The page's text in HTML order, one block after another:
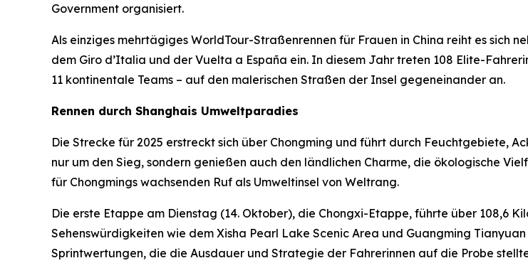
Government organisiert.
Als einziges mehrtägiges WorldTour-Straßenrennen für Frauen in China reiht es sich
dem Giro d’Italia und der Vuelta a España ein. In diesem Jahr treten 108 Elite-
11 kontinentale Teams – auf den malerischen Straßen der Insel gegeneinander an.
Rennen durch Shanghais Umweltparadies
Die Strecke für 2025 erstreckt sich über Chongming und führt durch Feuchtgebiete,
nur um den Sieg, sondern genießen auch den ländlichen Charme, die ökologische
für Chongmings wachsenden Ruf als Umweltinsel von Weltrang.
Die erste Etappe am Dienstag (14. Oktober), die Chongxi-Etappe, führte über 108,6
Sehenswürdigkeiten wie dem Xisha Pearl Lake Scenic Area und Guangming
Sprintwertungen, die die Ausdauer und Strategie der Fahrerinnen auf die Probe